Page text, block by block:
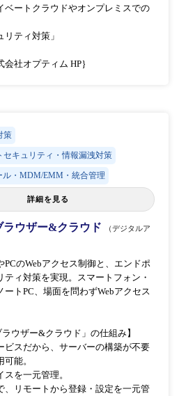
ベートクラウドやオンプレミスでの
リティ対策」
会社オプティム HP｝
策
セキュリティ・情報漏洩対策
ル・MDM/EMM・統合管理
詳細を見る
ウザー&クラウド
（デジタルア
PCのWebアクセス制御と、エンドポ
ティ対策を実現。スマートフォン・
ートPC、場面を問わずWebアクセス
ラウザー&クラウド」の仕組み】
ビスだから、サーバーの構築が不要
能。
スを一元管理。
、リモートから登録・設定を一元管